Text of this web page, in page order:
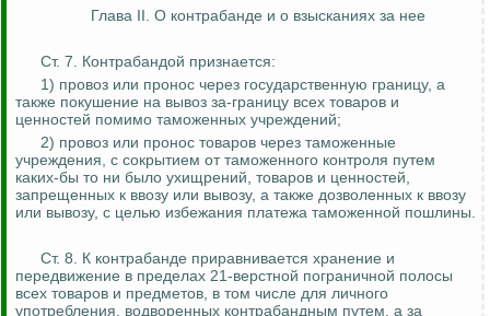
Глава II. О контрабанде и о взысканиях за нее
Ст. 7. Контрабандой признается:
1) провоз или пронос через государственную границу, а
также покушение на вывоз за-границу всех товаров и
ценностей помимо таможенных учреждений;
2) провоз или пронос товаров через таможенные
учреждения, с сокрытием от таможенного контроля путем
каких-бы то ни было ухищрений, товаров и ценностей,
запрещенных к ввозу или вывозу, а также дозволенных к ввозу
или вывозу, с целью избежания платежа таможенной пошлины.
Ст. 8. К контрабанде приравнивается хранение и
передвижение в пределах 21-верстной пограничной полосы
всех товаров и предметов, в том числе для личного
употребления, водворенных контрабандным путем, а за